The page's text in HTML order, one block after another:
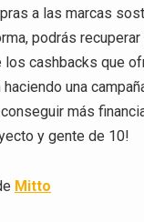
a las marcas
podrás
los cashbacks que
una
más
y gente de 10!
Mitto